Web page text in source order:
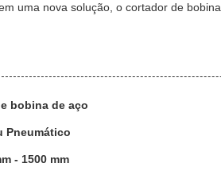
uma nova solução, o cortador de
bobina de aço
Pneumático
- 1500 mm